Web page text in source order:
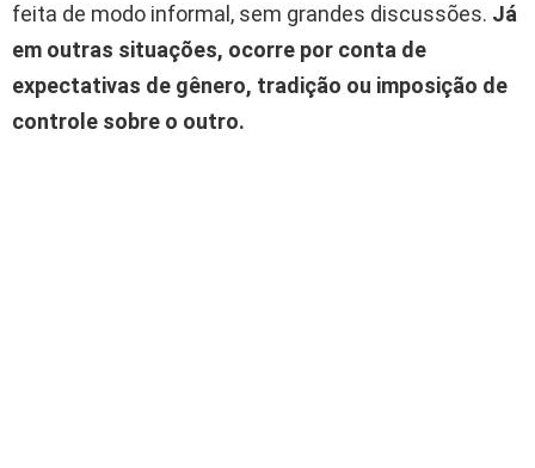
feita de modo informal, sem grandes discussões. Já
em outras situações, ocorre por conta de
expectativas de gênero, tradição ou imposição de
controle sobre o outro.